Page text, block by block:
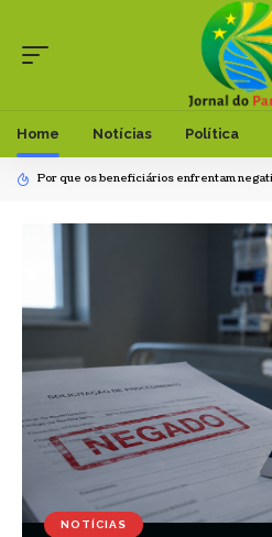
Home Notícias Política
NOTÍCIAS